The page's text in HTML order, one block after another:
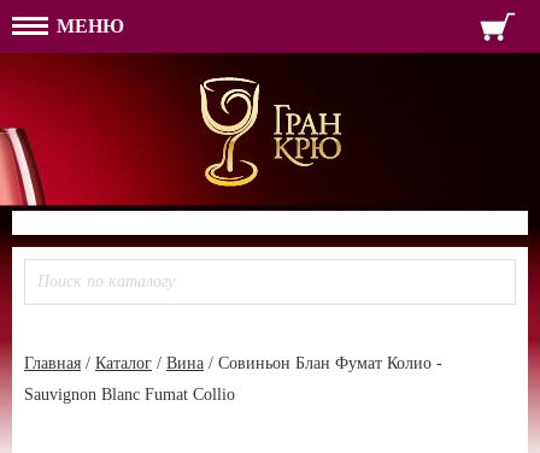
МЕНЮ
ПАРОЛЬ
ФОРМА ОБРАТНОЙ
ТЕЛЕФОН:
ИМЯ
ПАРОЛЬ
Главная / Каталог / Вина / Совиньон Блан Фумат Колио -
Sauvignon Blanc Fumat Collio